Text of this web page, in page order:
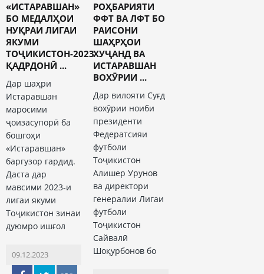
«ИСТАРАВШАН»
БО МЕДАЛҲОИ
НУҚРАИ ЛИГАИ
ЯКУМИ
ТОҶИКИСТОН-2023
ҚАДРДОНӢ ...
Дар шаҳри
Истаравшан
маросими
ҷоизасупорӣ ба
бошгоҳи
«Истаравшан»
баргузор гардид.
Даста дар
мавсими 2023-и
лигаи якуми
Тоҷикистон зинаи
дуюмро ишғол
09.12.2023
РОҲБАРИЯТИ
ФФТ ВА ЛФТ БО
РАИСОНИ
ШАҲРҲОИ
ХУҶАНД ВА
ИСТАРАВШАН
ВОХӮРИИ ...
Дар вилояти Суғд
вохӯрии ноиби
президенти
Федератсияи
футболи
Тоҷикистон
Алишер Урунов
ва директори
генералии Лигаи
футболи
Тоҷикистон
Сайвалӣ
Шоқурбонов бо